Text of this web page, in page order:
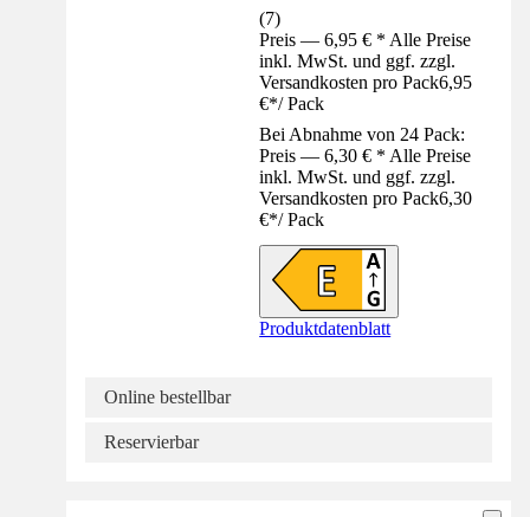
(7)
Preis — 6,95 € * Alle Preise
inkl. MwSt. und ggf. zzgl.
Versandkosten pro Pack6,95
€*/ Pack
Bei Abnahme von 24 Pack:
Preis — 6,30 € * Alle Preise
inkl. MwSt. und ggf. zzgl.
Versandkosten pro Pack6,30
€*/ Pack
Produktdatenblatt
Online bestellbar
Reservierbar